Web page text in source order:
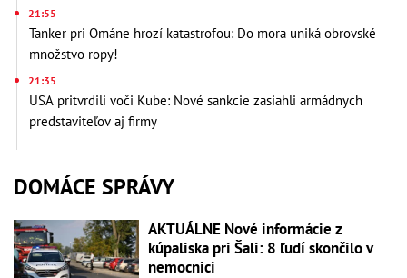
21:55
Tanker pri Ománe hrozí katastrofou: Do mora uniká obrovské
množstvo ropy!
21:35
USA pritvrdili voči Kube: Nové sankcie zasiahli armádnych
predstaviteľov aj firmy
DOMÁCE SPRÁVY
AKTUÁLNE Nové informácie z
kúpaliska pri Šali: 8 ľudí skončilo v
nemocnici